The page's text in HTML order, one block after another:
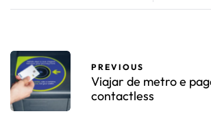
PREVIOUS
Viajar de metro e
contactless